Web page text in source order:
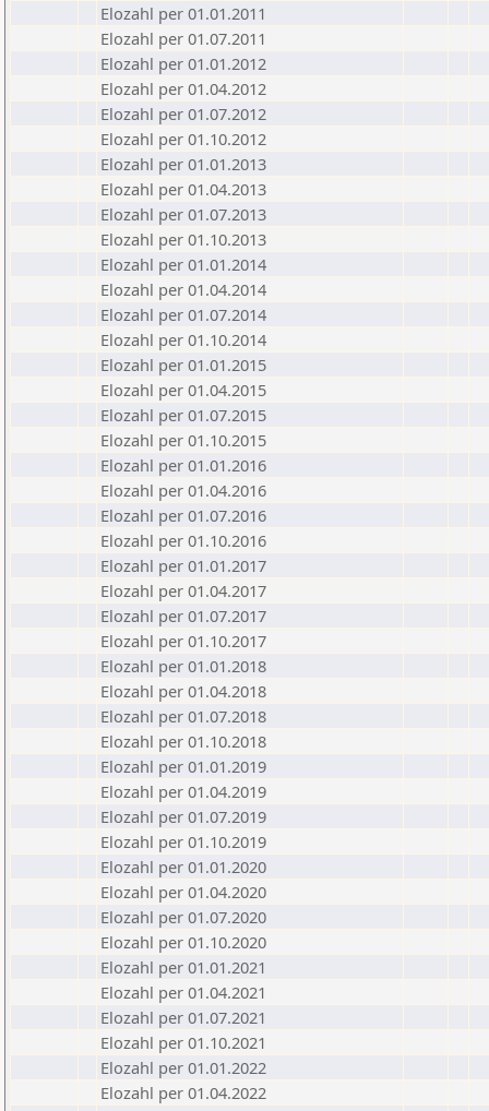
Elozahl per 01.01.2011
Elozahl per 01.07.2011
Elozahl per 01.01.2012
Elozahl per 01.04.2012
Elozahl per 01.07.2012
Elozahl per 01.10.2012
Elozahl per 01.01.2013
Elozahl per 01.04.2013
Elozahl per 01.07.2013
Elozahl per 01.10.2013
Elozahl per 01.01.2014
Elozahl per 01.04.2014
Elozahl per 01.07.2014
Elozahl per 01.10.2014
Elozahl per 01.01.2015
Elozahl per 01.04.2015
Elozahl per 01.07.2015
Elozahl per 01.10.2015
Elozahl per 01.01.2016
Elozahl per 01.04.2016
Elozahl per 01.07.2016
Elozahl per 01.10.2016
Elozahl per 01.01.2017
Elozahl per 01.04.2017
Elozahl per 01.07.2017
Elozahl per 01.10.2017
Elozahl per 01.01.2018
Elozahl per 01.04.2018
Elozahl per 01.07.2018
Elozahl per 01.10.2018
Elozahl per 01.01.2019
Elozahl per 01.04.2019
Elozahl per 01.07.2019
Elozahl per 01.10.2019
Elozahl per 01.01.2020
Elozahl per 01.04.2020
Elozahl per 01.07.2020
Elozahl per 01.10.2020
Elozahl per 01.01.2021
Elozahl per 01.04.2021
Elozahl per 01.07.2021
Elozahl per 01.10.2021
Elozahl per 01.01.2022
Elozahl per 01.04.2022